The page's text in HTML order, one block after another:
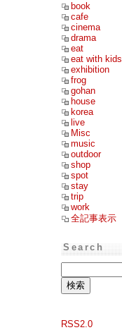
book
cafe
cinema
drama
eat
eat with kids
exhibition
frog
gohan
house
korea
live
Misc
music
outdoor
shop
spot
stay
trip
work
全記事表示
Search
RSS2.0